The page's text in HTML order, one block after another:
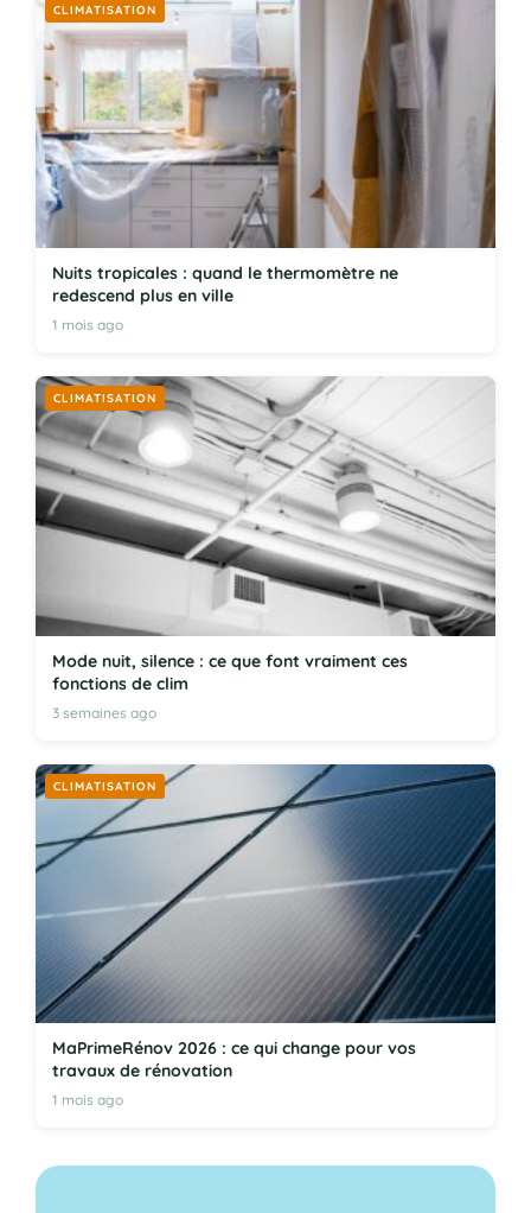
CLIMATISATION
Nuits tropicales : quand le thermomètre ne
redescend plus en ville
1 mois ago
CLIMATISATION
Mode nuit, silence : ce que font vraiment ces
fonctions de clim
3 semaines ago
CLIMATISATION
MaPrimeRénov 2026 : ce qui change pour vos
travaux de rénovation
1 mois ago